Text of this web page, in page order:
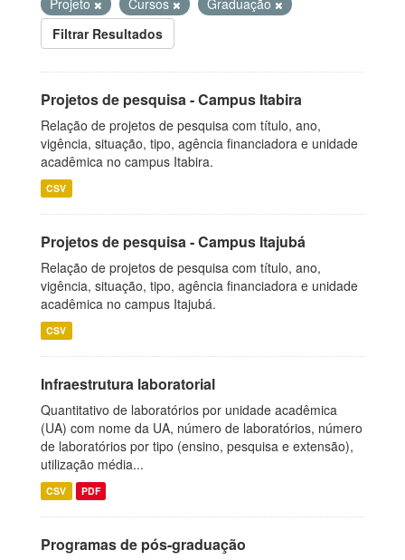
Projeto
Cursos
Graduação
Filtrar Resultados
Projetos de pesquisa - Campus Itabira
Relação de projetos de pesquisa com título, ano,
vigência, situação, tipo, agência financiadora e unidade
acadêmica no campus Itabira.
CSV
Projetos de pesquisa - Campus Itajubá
Relação de projetos de pesquisa com título, ano,
vigência, situação, tipo, agência financiadora e unidade
acadêmica no campus Itajubá.
CSV
Infraestrutura laboratorial
Quantitativo de laboratórios por unidade acadêmica
(UA) com nome da UA, número de laboratórios, número
de laboratórios por tipo (ensino, pesquisa e extensão),
utilização média...
CSV PDF
Programas de pós-graduação